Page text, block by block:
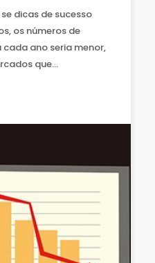
dicas de sucesso
os números de
ano seria menor,
que...